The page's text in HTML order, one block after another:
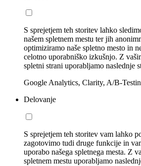
S sprejetjem teh storitev lahko
našem spletnem mestu ter jih
optimiziramo naše spletno mesto in
celotno uporabniško izkušnjo. Z
spletni strani uporabljamo naslednje
Google Analytics, Clarity, A/B-
Delovanje
S sprejetjem teh storitev vam lahko
zagotovimo tudi druge funkcije in
uporabo našega spletnega mesta. Z
spletnem mestu uporabljamo